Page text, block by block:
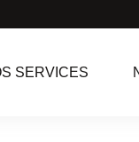
SERVICES